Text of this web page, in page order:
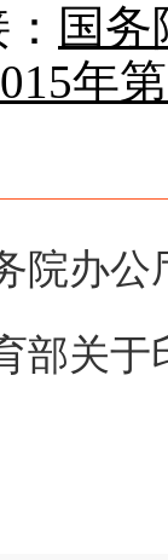
国
年
院办
部关于